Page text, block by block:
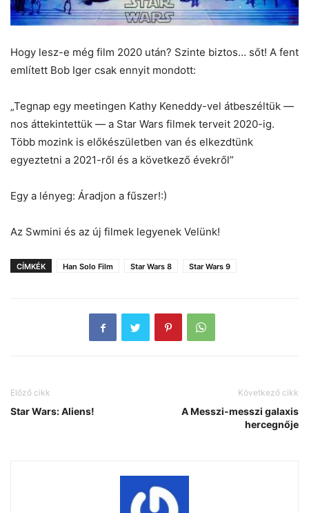
Hogy lesz-e még film 2020 után? Szinte biztos… sőt! A fent
említett Bob Iger csak ennyit mondott:
„Tegnap egy meetingen Kathy Keneddy-vel átbeszéltük —
nos áttekintettük — a Star Wars filmek terveit 2020-ig.
Több mozink is előkészületben van és elkezdtünk
egyeztetni a 2021-ről és a következő évekről”
Egy a lényeg: Áradjon a fűszer!:)
Az Swmini és az új filmek legyenek Velünk!
CÍMKÉK Han Solo Film Star Wars 8 Star Wars 9
Előző cikk
Star Wars: Aliens!
Következő cikk
A Messzi-messzi galaxis
hercegnője